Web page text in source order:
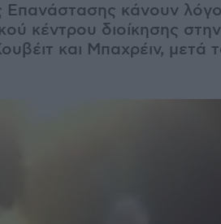
κάνουν
κέντρου διοίκησης
και Μπαχρέιν, μετά